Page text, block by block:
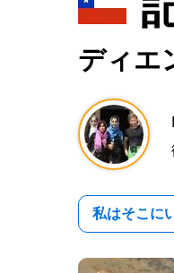
ディエ
私はそこに